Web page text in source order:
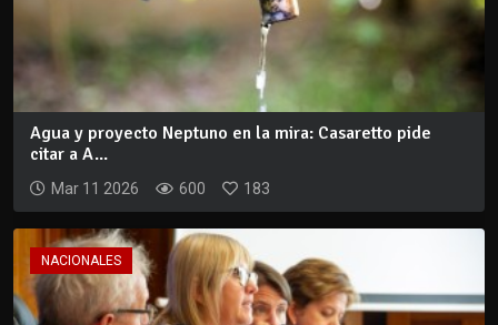
Agua y proyecto Neptuno en la mira: Casaretto pide
citar a A...
Mar 11 2026 600 183
NACIONALES